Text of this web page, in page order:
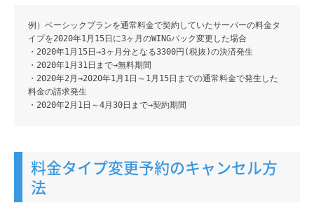
例）ベーシックプランを通常料金で契約していたサーバーの料金タ
イプを2020年1月15日に3ヶ月のWINGパック変更した場合
・2020年1月15日→3ヶ月分となる3300円(税抜)の決済発生
・2020年1月31日まで→無料期間
・2020年2月→2020年1月1日～1月15日までの通常料金で発生した
料金の請求発生
・2020年2月1日～4月30日まで→契約期間
料金タイプ変更予約のキャンセル方
法